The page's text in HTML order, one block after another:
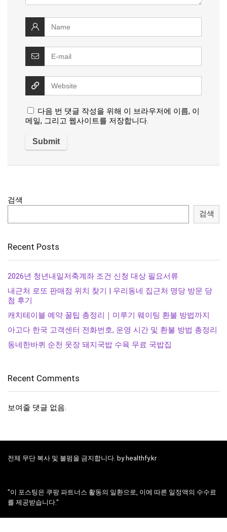
다음 번 댓글 작성을 위해 이 브라우저에 이름, 이
메일, 그리고 웹사이트를 저장합니다.
검색
검색
Recent Posts
2026년 청년내일저축계좌 조건 신청 대상 필요서류
내근처 로또 판매점 위치 찾기 | 우리동네 집근처 명당 방문 당
첨 후기
캐치테이블 예약 꿀팁 총정리｜미루기 웨이팅 환불 방법까지
아고다 한국 고객센터 전화번호, 운영 시간 및 환불 방법 총정리
동네한바퀴 순천 웃장 돼지국밥 수육 무료 국밥집
Recent Comments
보여줄 댓글 없음.
전체 무단 복사 및 불펌을 금지합니다. by healthfy.kr
"이 포스팅은 쿠팡 파트너스 활동의 일환으로, 이에 따른 일정액의 수수료
를 제공받습니다."